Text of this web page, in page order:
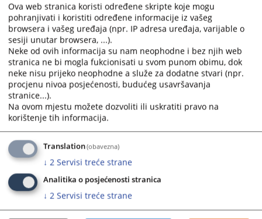
1640PREGLEDA
Prateći dokumenti
Dijagram organizacione stukture
Ova web stranica koristi određene skripte koje mogu
pohranjivati i koristiti određene informacije iz vašeg
browsera i vašeg uređaja (npr. IP adresa uređaja, varijable o
sesiji unutar browsera, ...).
Neke od ovih informacija su nam neophodne i bez njih web
stranica ne bi mogla fukcionisati u svom punom obimu, dok
neke nisu prijeko neophodne a služe za dodatne stvari (npr.
procjenu nivoa posjećenosti, budućeg usavršavanja
stranice...).
Na ovom mjestu možete dozvoliti ili uskratiti pravo na
korištenje tih informacija.
Translation(obavezna)
↓ 2 Servisi treće strane
Analitika o posjećenosti stranica
↓ 2 Servisi treće strane